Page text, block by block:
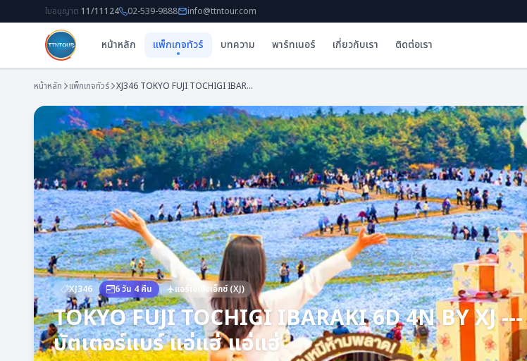
ใบอนุญาต 11/11124 02-539-9888 info@ttntour.com
หน้าหลัก แพ็กเกจทัวร์ บทความ พาร์ทเนอร์ เกี่ยวกับเรา ติดต่อเรา
หน้าหลัก แพ็กเกจทัวร์ XJ346 TOKYO FUJI TOCHIGI IBARAKI 6D 4N BY XJ --- APR - MAY'26 -- ซุปตาร์...ดงดอกไม้ x บัตเตอร์แบร์ แอ่แฮ่ แอ่แฮ่
XJ346 6วัน 4 คืน แอร์เอเชียเอ็กซ์ (XJ)
TOKYO FUJI TOCHIGI IBARAKI 6D 4N BY XJ
บัตเตอร์แบร์ แอ่แฮ่ แอ่แฮ่